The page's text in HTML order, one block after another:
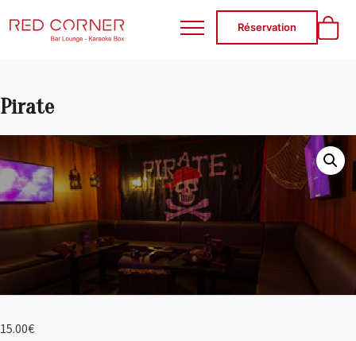
RED CORNER
Réservation
Pirate
15.00€